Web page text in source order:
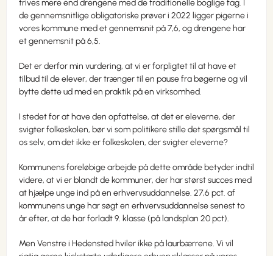
trives mere end drengene med de traditionelle boglige fag. I
de gennemsnitlige obligatoriske prøver i 2022 ligger pigerne i
vores kommune med et gennemsnit på 7,6, og drengene har
et gennemsnit på 6,5.
Det er derfor min vurdering, at vi er forpligtet til at have et
tilbud til de elever, der trænger til en pause fra bøgerne og vil
bytte dette ud med en praktik på en virksomhed.
I stedet for at have den opfattelse, at det er eleverne, der
svigter folkeskolen, bør vi som politikere stille det spørgsmål til
os selv, om det ikke er folkeskolen, der svigter eleverne?
Kommunens foreløbige arbejde på dette område betyder indtil
videre, at vi er blandt de kommuner, der har størst succes med
at hjælpe unge ind på en erhvervsuddannelse. 27,6 pct. af
kommunens unge har søgt en erhvervsuddannelse senest to
år efter, at de har forladt 9. klasse (på landsplan 20 pct).
Men Venstre i Hedensted hviler ikke på laurbærrene. Vi vil